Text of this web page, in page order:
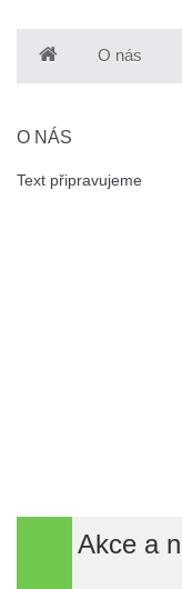
O nás
O NÁS
Text připravujeme
Akce a